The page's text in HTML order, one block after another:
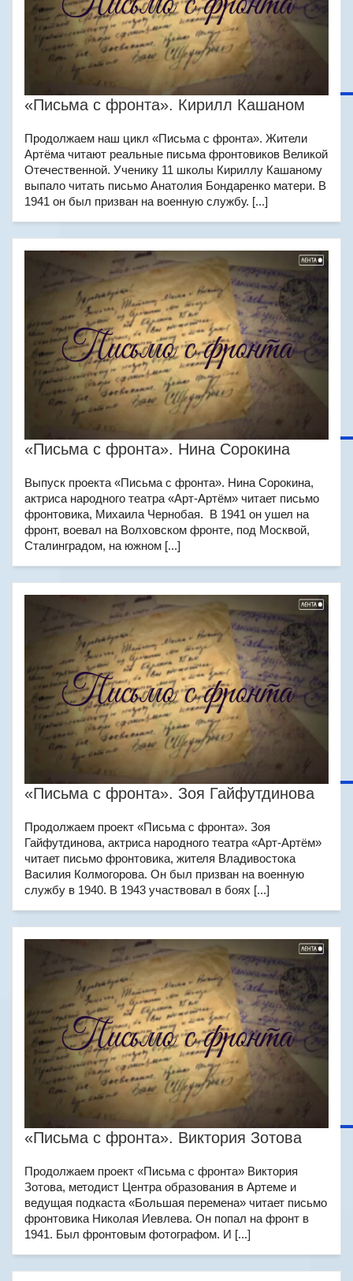
«Письма с фронта». Кирилл Кашаном
Продолжаем наш цикл «Письма с фронта». Жители
Артёма читают реальные письма фронтовиков Великой
Отечественной. Ученику 11 школы Кириллу Кашаному
выпало читать письмо Анатолия Бондаренко матери. В
1941 он был призван на военную службу. [...]
«Письма с фронта». Нина Сорокина
Выпуск проекта «Письма с фронта». Нина Сорокина,
актриса народного театра «Арт-Артём» читает письмо
фронтовика, Михаила Чернобая. В 1941 он ушел на
фронт, воевал на Волховском фронте, под Москвой,
Сталинградом, на южном [...]
«Письма с фронта». Зоя Гайфутдинова
Продолжаем проект «Письма с фронта». Зоя
Гайфутдинова, актриса народного театра «Арт-Артём»
читает письмо фронтовика, жителя Владивостока
Василия Колмогорова. Он был призван на военную
службу в 1940. В 1943 участвовал в боях [...]
«Письма с фронта». Виктория Зотова
Продолжаем проект «Письма с фронта» Виктория
Зотова, методист Центра образования в Артеме и
ведущая подкаста «Большая перемена» читает письмо
фронтовика Николая Иевлева. Он попал на фронт в
1941. Был фронтовым фотографом. И [...]